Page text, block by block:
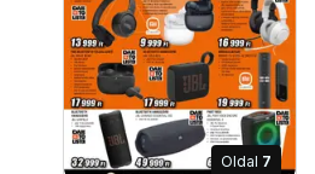
Oldal 7